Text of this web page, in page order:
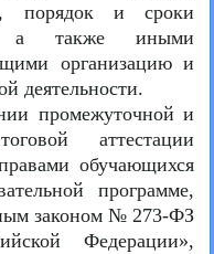
порядок и сроки
а также иными
организацию и
деятельности.
промежуточной и
аттестации
обучающихся
программе,
законом № 273-ФЗ
Федерации»,